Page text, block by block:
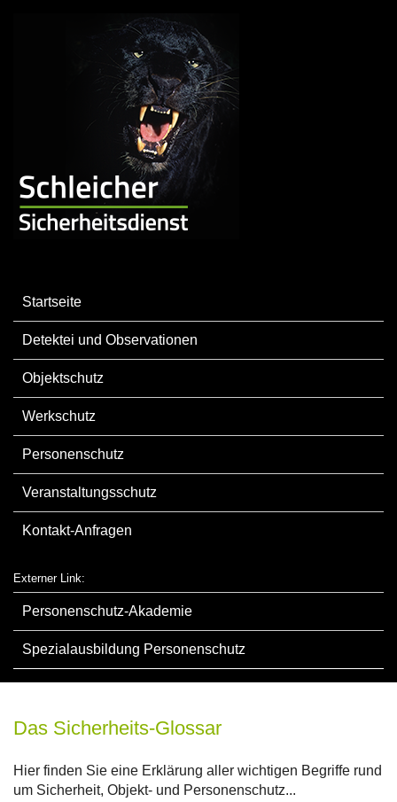
Startseite
Detektei und Observationen
Objektschutz
Werkschutz
Personenschutz
Veranstaltungsschutz
Kontakt-Anfragen
Externer Link:
Personenschutz-Akademie
Spezialausbildung Personenschutz
Das Sicherheits-Glossar
Hier finden Sie eine Erklärung aller wichtigen Begriffe rund
um Sicherheit, Objekt- und Personenschutz...